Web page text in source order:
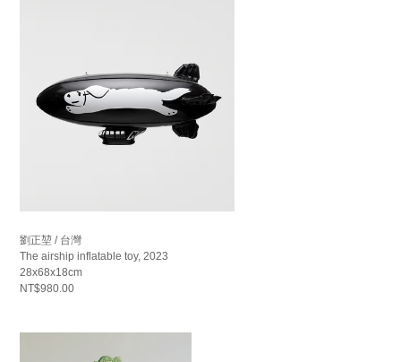
劉正堃 / 台灣
The airship inflatable toy, 2023
28x68x18cm
NT$980.00